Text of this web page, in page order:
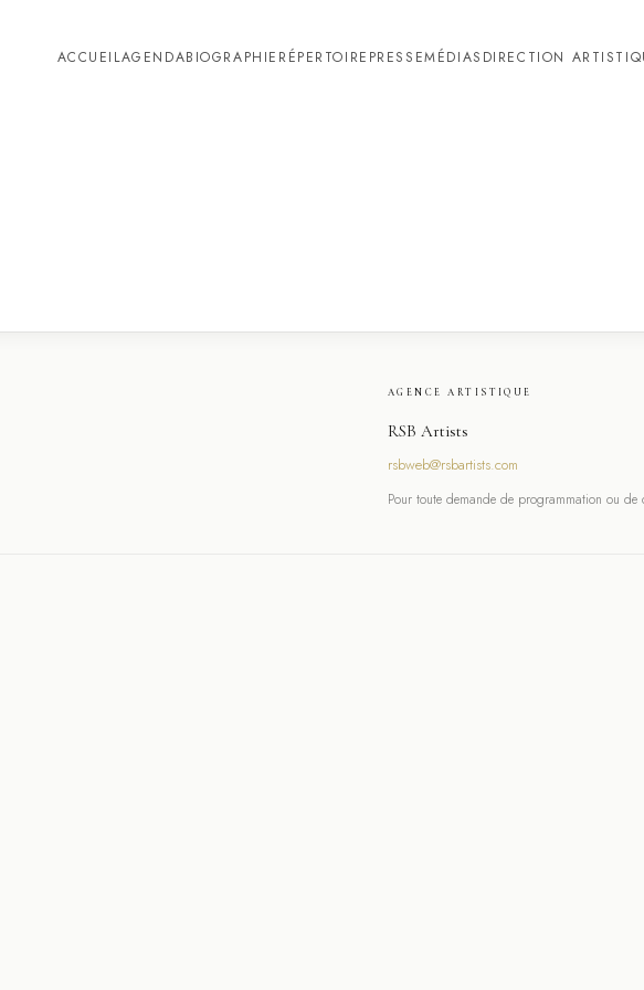
ACCUEILAGENDABIOGRAPHIE RÉPERTOIRE PRESSEMÉDIAS DIRECTION
AGENCE ARTISTIQUE
RSB Artists
rsbweb@rsbartists.com
Pour toute demande de programmation ou